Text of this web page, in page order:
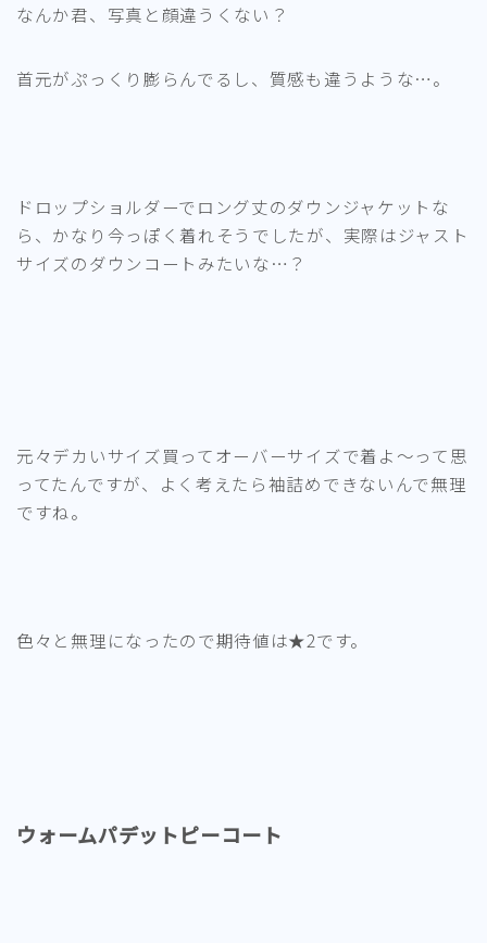
なんか君、写真と顔違うくない？
首元がぷっくり膨らんでるし、質感も違うような…。
ドロップショルダーでロング丈のダウンジャケットな
ら、かなり今っぽく着れそうでしたが、実際はジャスト
サイズのダウンコートみたいな…？
元々デカいサイズ買ってオーバーサイズで着よ～って思
ってたんですが、よく考えたら袖詰めできないんで無理
ですね。
色々と無理になったので期待値は★2です。
ウォームパデットピーコート